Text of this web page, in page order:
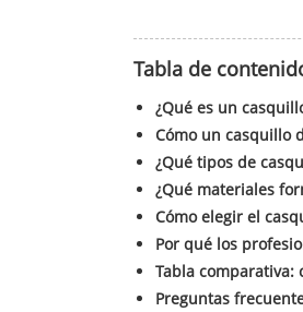
Tabla de
¿Qué es un
Cómo un casquillo
¿Qué tipos de
¿Qué materiales
Cómo elegir el
Por qué los
Tabla
Preguntas